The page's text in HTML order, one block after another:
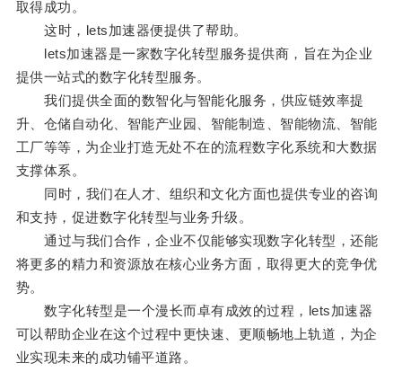
取得成功。
这时，lets加速器便提供了帮助。
lets加速器是一家数字化转型服务提供商，旨在为企业
提供一站式的数字化转型服务。
我们提供全面的数智化与智能化服务，供应链效率提
升、仓储自动化、智能产业园、智能制造、智能物流、智能
工厂等等，为企业打造无处不在的流程数字化系统和大数据
支撑体系。
同时，我们在人才、组织和文化方面也提供专业的咨询
和支持，促进数字化转型与业务升级。
通过与我们合作，企业不仅能够实现数字化转型，还能
将更多的精力和资源放在核心业务方面，取得更大的竞争优
势。
数字化转型是一个漫长而卓有成效的过程，lets加速器
可以帮助企业在这个过程中更快速、更顺畅地上轨道，为企
业实现未来的成功铺平道路。